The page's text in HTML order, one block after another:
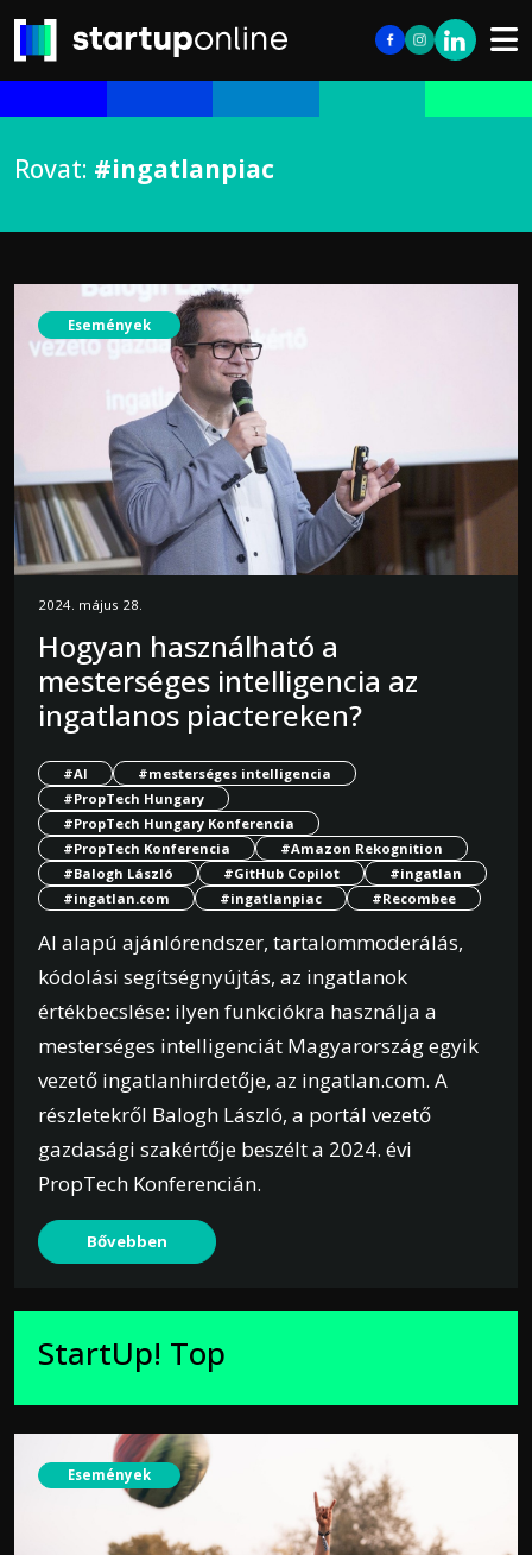
Rovat: #ingatlanpiac
Események
2024. május 28.
Hogyan használható a
mesterséges intelligencia az
ingatlanos piactereken?
#AI
#mesterséges intelligencia
#PropTech Hungary
#PropTech Hungary Konferencia
#PropTech Konferencia
#Amazon Rekognition
#Balogh László
#GitHub Copilot
#ingatlan
#ingatlan.com
#ingatlanpiac #Recombee
AI alapú ajánlórendszer, tartalommoderálás,
kódolási segítségnyújtás, az ingatlanok
értékbecslése: ilyen funkciókra használja a
mesterséges intelligenciát Magyarország egyik
vezető ingatlanhirdetője, az ingatlan.com. A
részletekről Balogh László, a portál vezető
gazdasági szakértője beszélt a 2024. évi
PropTech Konferencián.
Bővebben
StartUp! Top
Események